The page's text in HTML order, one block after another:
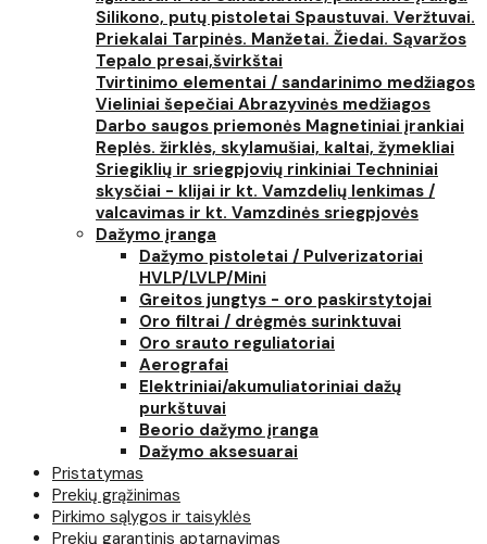
Silikono, putų pistoletai Spaustuvai. Veržtuvai.
Priekalai Tarpinės. Manžetai. Žiedai. Sąvaržos
Tepalo presai,švirkštai
Tvirtinimo elementai / sandarinimo medžiagos
Vieliniai šepečiai Abrazyvinės medžiagos
Darbo saugos priemonės Magnetiniai įrankiai
Replės. žirklės, skylamušiai, kaltai, žymekliai
Sriegiklių ir sriegpjovių rinkiniai Techniniai
skysčiai - klijai ir kt. Vamzdelių lenkimas /
valcavimas ir kt. Vamzdinės sriegpjovės
Dažymo įranga
Dažymo pistoletai / Pulverizatoriai
HVLP/LVLP/Mini
Greitos jungtys - oro paskirstytojai
Oro filtrai / drėgmės surinktuvai
Oro srauto reguliatoriai
Aerografai
Elektriniai/akumuliatoriniai dažų
purkštuvai
Beorio dažymo įranga
Dažymo aksesuarai
Pristatymas
Prekių grąžinimas
Pirkimo sąlygos ir taisyklės
Prekių garantinis aptarnavimas